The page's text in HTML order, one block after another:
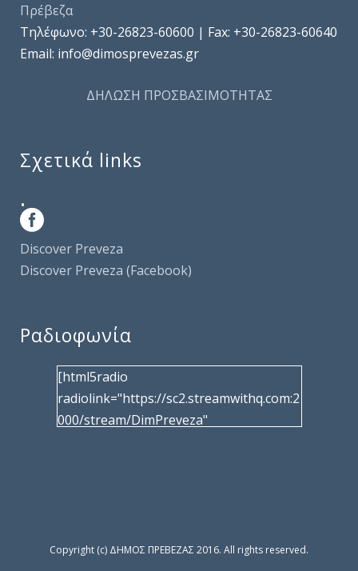
Πρέβεζα
Τηλέφωνo: +30-26823-60600 | Fax: +30-26823-60640
Email: info@dimosprevezas.gr
ΔΗΛΩΣΗ ΠΡΟΣΒΑΣΙΜΟΤΗΤΑΣ
Σχετικά links
.
Discover Preveza
Discover Preveza (Facebook)
Ραδιοφωνία
[html5radio
radiolink="https://sc2.streamwithq.com:2
000/stream/DimPreveza"
facebook="https://www.facebook.com/%
Copyright (c) ΔΗΜΟΣ ΠΡΕΒΕΖΑΣ 2016. All rights reserved.